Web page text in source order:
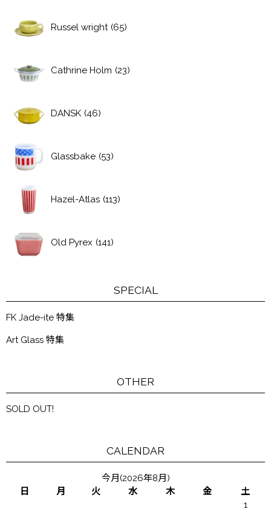
Russel wright (65)
Cathrine Holm (23)
DANSK (46)
Glassbake (53)
Hazel-Atlas (113)
Old Pyrex (141)
SPECIAL
FK Jade-ite 特集
Art Glass 特集
OTHER
SOLD OUT!
CALENDAR
今月(2026年8月)
日
月 火 水 木 金
土
1